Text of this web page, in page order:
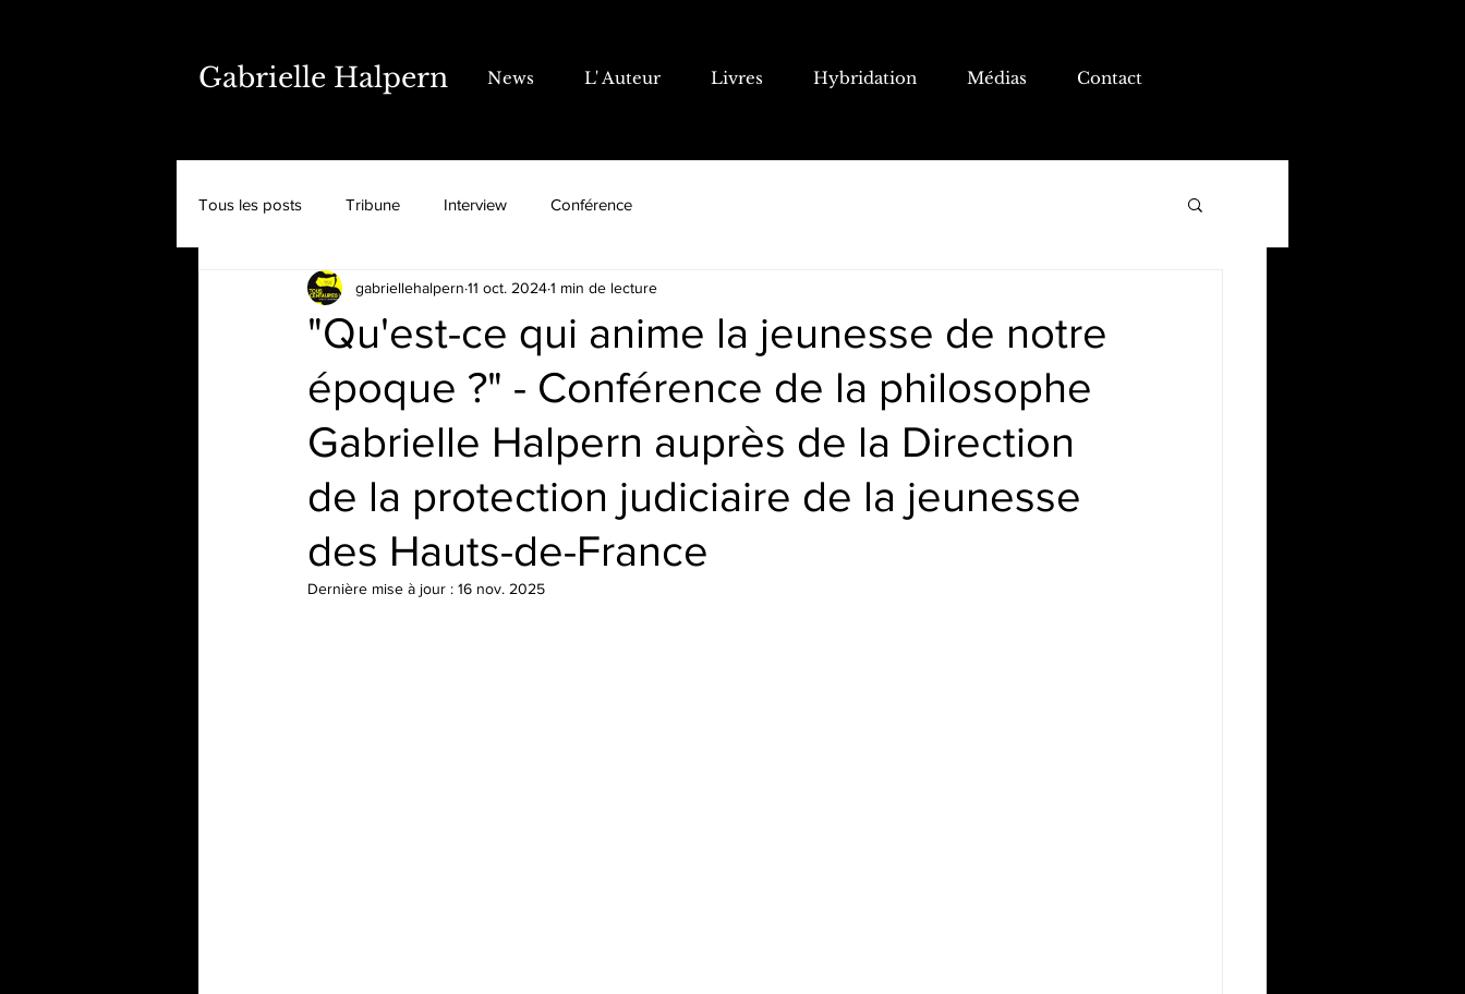
Gabrielle Halpern News L' Auteur Livres Hybridation Médias Contact
Tous les posts Tribune Interview Conférence
"Qu'est-ce qui anime la jeunesse de notre
époque ?" - Conférence de la philosophe
Gabrielle Halpern auprès de la Direction
de la protection judiciaire de la jeunesse
des Hauts-de-France
gabriellehalpern 11 oct. 20241 min de lecture
Dernière mise à jour : 16 nov. 2025